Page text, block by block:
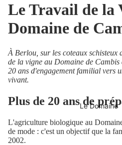
Le Domaine
Le Travail de la
Domaine de
À Berlou, sur les coteaux
de la vigne au Domaine de Cambis
20 ans d'engagement familial vers
vivant.
Plus de 20 ans de
L'agriculture biologique au
de mode : c'est un objectif que la
2002.